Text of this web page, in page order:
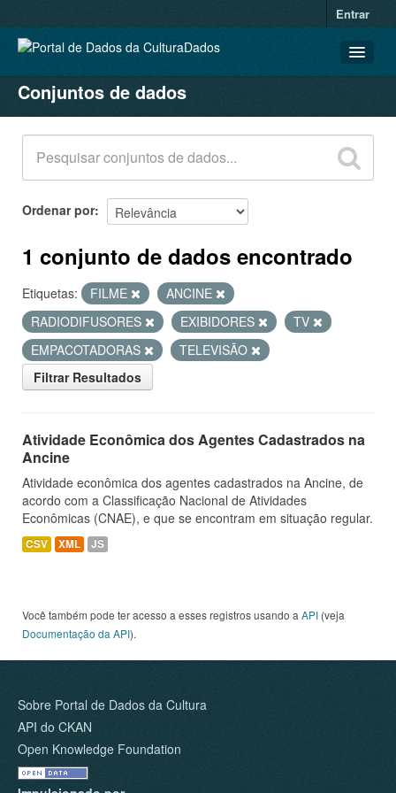
Entrar
CONJUNTOS DE DADOS
ORGANIZAÇÕES
GRUPOS
SOBRE
Conjuntos de dados
Ordenar por
1 conjunto de dados encontrado
Etiquetas: FILME
ANCINE
RADIODIFUSORES
EXIBIDORES
TV
EMPACOTADORAS
TELEVISÃO
Filtrar Resultados
Atividade Econômica dos Agentes Cadastrados na
Ancine
Atividade econômica dos agentes cadastrados na Ancine, de
acordo com a Classificação Nacional de Atividades
Econômicas (CNAE), e que se encontram em situação regular.
CSV XML JS
Você também pode ter acesso a esses registros usando a API (veja
Documentação da API).
Sobre Portal de Dados da Cultura
API do CKAN
Open Knowledge Foundation